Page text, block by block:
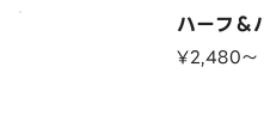
ハーフ＆
¥2,480〜